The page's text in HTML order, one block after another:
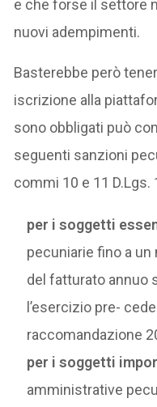
e che forse il settore
nuovi adempimenti.
Basterebbe però
iscrizione alla
sono obbligati può
seguenti sanzioni
commi 10 e 11 D.Lgs.
per i soggetti
pecuniarie fino a un
del fatturato annuo
l’esercizio pre-
raccomandazione
per i soggetti
amministrative